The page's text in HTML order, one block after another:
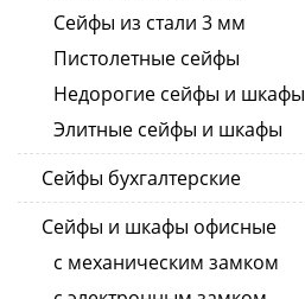
Сейфы из стали 3 мм
Пистолетные сейфы
Недорогие сейфы и шкафы
Элитные сейфы и шкафы
Сейфы бухгалтерские
Сейфы и шкафы офисные
с механическим замком